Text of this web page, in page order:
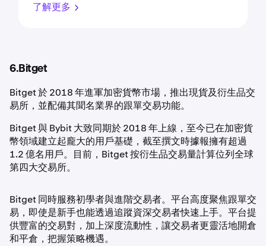
了解更多
6.Bitget
Bitget 於 2018 年進軍加密貨幣市場，推出現貨及衍生品交
易所，並配備其聞名業界的跟單交易功能。
Bitget 與 Bybit 大致同期於 2018 年上線，至今已在加密貨
幣領域建立起龐大的用戶基礎，截至撰文時據報擁有超過
1.2 億名用戶。目前，Bitget 按衍生品交易量計算位列全球
第四大交易所。
Bitget 同時服務初學者與進階交易者。平台高度聚焦跟單交
易，即使是新手也能透過追蹤資深交易者快速上手。平台提
供豐富的交易對，加上深度流動性，讓交易者更靈活地開倉
和平倉，把握策略機遇。